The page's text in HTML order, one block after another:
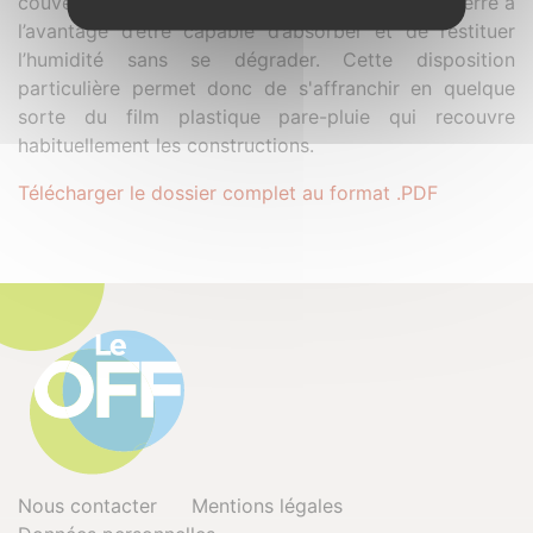
l’avantage d’être capable d’absorber et de restituer
l’humidité sans se dégrader. Cette disposition
particulière permet donc de s'affranchir en quelque
sorte du film plastique pare-pluie qui recouvre
habituellement les constructions.
Télécharger le dossier complet au format .PDF
Nous contacter
Mentions légales